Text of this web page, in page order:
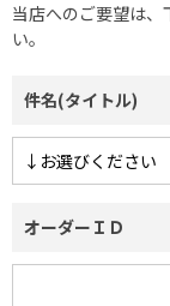
当店へのご要望は
い。
件名(タイトル)
オーダーＩＤ